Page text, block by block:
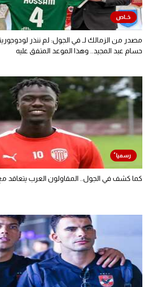
مصدر من الزمالك لـ في الجول: لم ننذر
حسام عبد المجيد.. وهذا الموعد المتفق عليه
كما كشف في الجول.. المقاولون العرب يتعاقد مع